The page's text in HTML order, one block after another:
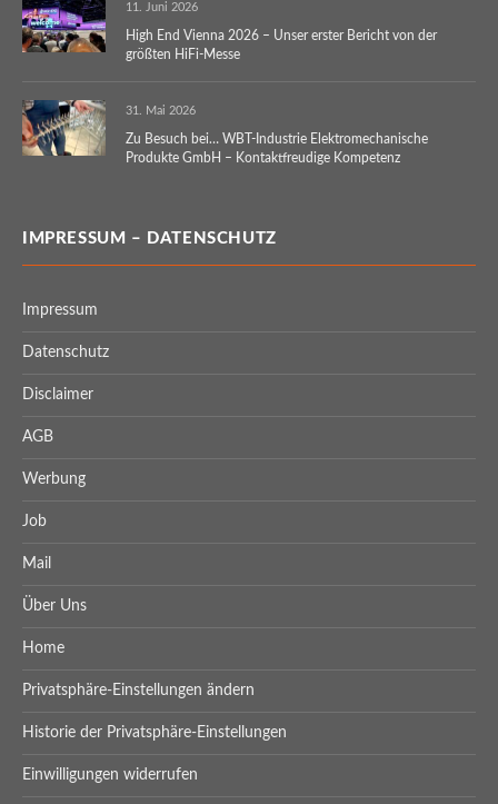
11. Juni 2026
High End Vienna 2026 – Unser erster Bericht von der
größten HiFi-Messe
31. Mai 2026
Zu Besuch bei… WBT-Industrie Elektromechanische
Produkte GmbH – Kontaktfreudige Kompetenz
IMPRESSUM – DATENSCHUTZ
Impressum
Datenschutz
Disclaimer
AGB
Werbung
Job
Mail
Über Uns
Home
Privatsphäre-Einstellungen ändern
Historie der Privatsphäre-Einstellungen
Einwilligungen widerrufen